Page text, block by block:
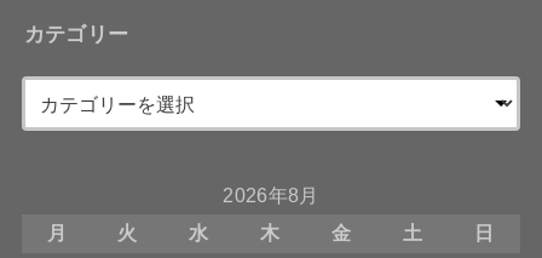
カテゴリー
2026年8月
月
火 水 木 金 土
日